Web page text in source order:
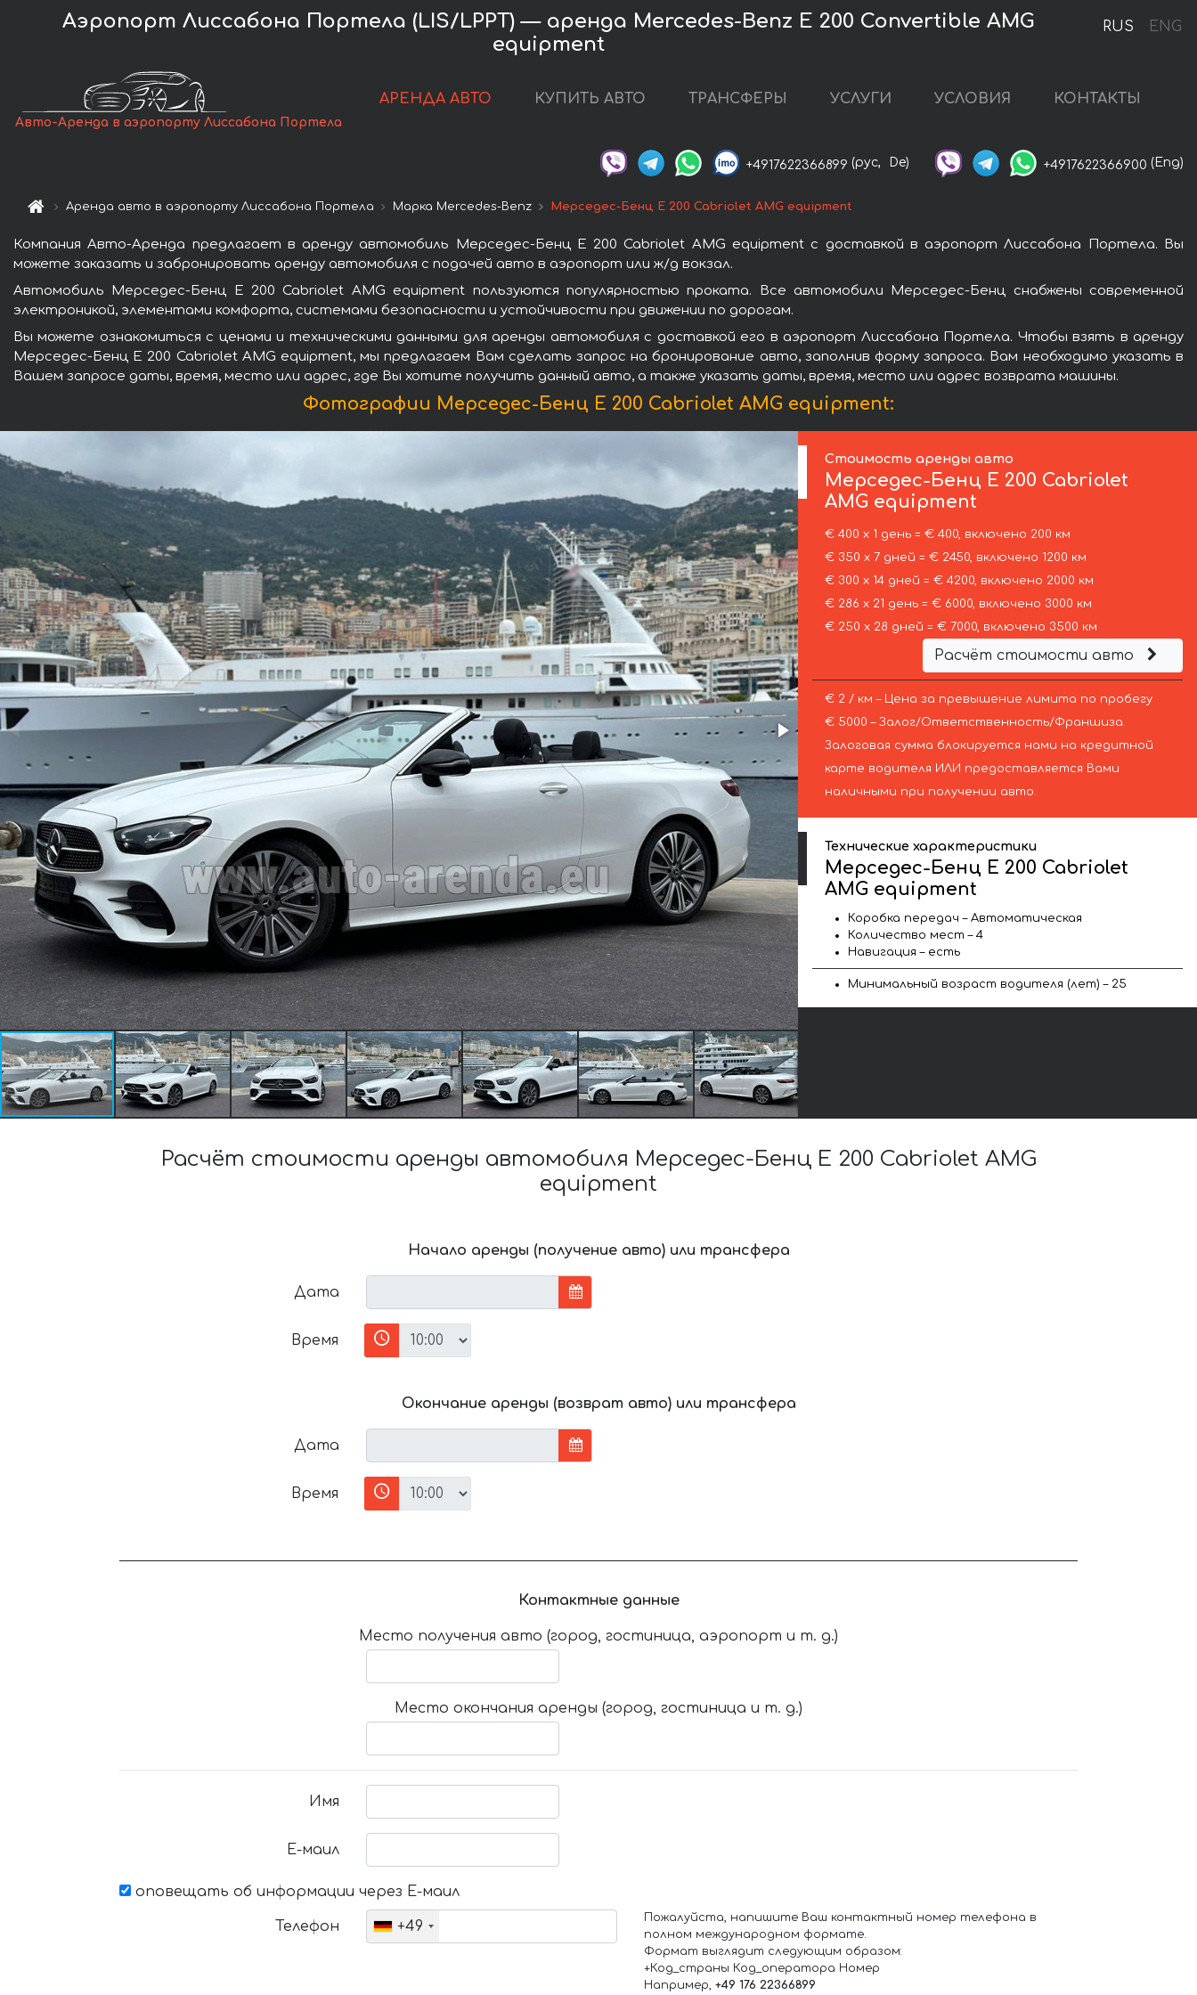
RUS ENG
Аэропорт Лиссабона Портела (LIS/LPPT) — аренда Mercedes-Benz E 200 Convertible AMG
equipment
Авто-Аренда в аэропорту Лиссабона Портела
АРЕНДА АВТО КУПИТЬ АВТО ТРАНСФЕРЫ УСЛУГИ УСЛОВИЯ КОНТАКТЫ
+4917622366899 (рус, De) +4917622366900 (Eng)
Аренда авто в аэропорту Лиссабона Портела Марка Mercedes-Benz Мерседес-Бенц E 200 Cabriolet AMG equipment
Компания Авто-Аренда предлагает в аренду автомобиль Мерседес-Бенц E 200 Cabriolet AMG equipment с доставкой в аэропорт Лиссабона Портела. Вы
можете заказать и забронировать аренду автомобиля с подачей авто в аэропорт или ж/д вокзал.
Автомобиль Мерседес-Бенц E 200 Cabriolet AMG equipment пользуются популярностью проката. Все автомобили Мерседес-Бенц снабжены современной
электроникой, элементами комфорта, системами безопасности и устойчивости при движении по дорогам.
Вы можете ознакомиться с ценами и техническими данными для аренды автомобиля с доставкой его в аэропорт Лиссабона Портела. Чтобы взять в аренду
Мерседес-Бенц E 200 Cabriolet AMG equipment, мы предлагаем Вам сделать запрос на бронирование авто, заполнив форму запроса. Вам необходимо указать в
Вашем запросе даты, время, место или адрес, где Вы хотите получить данный авто, а также указать даты, время, место или адрес возврата машины.
Фотографии Мерседес-Бенц E 200 Cabriolet AMG equipment:
Стоимость аренды авто
Мерседес-Бенц E 200 Cabriolet
AMG equipment
€ 400 х 1 день = € 400, включено 200 км
€ 350 х 7 дней = € 2450, включено 1200 км
€ 300 х 14 дней = € 4200, включено 2000 км
€ 286 х 21 день = € 6000, включено 3000 км
€ 250 х 28 дней = € 7000, включено 3500 км
Расчёт стоимости авто
€ 2 / км – Цена за превышение лимита по пробегу
€ 5000 – Залог/Ответственность/Франшиза.
Залоговая сумма блокируется нами на кредитной
карте водителя ИЛИ предоставляется Вами
наличными при получении авто.
Технические характеристики
Мерседес-Бенц E 200 Cabriolet
AMG equipment
Коробка передач – Автоматическая
Количество мест – 4
Навигация – есть
Минимальный возраст водителя (лет) – 25
Расчёт стоимости аренды автомобиля Мерседес-Бенц E 200 Cabriolet AMG
equipment
Начало аренды (получение авто) или трансфера
Дата
Время
Окончание аренды (возврат авто) или трансфера
Дата
Время
Контактные данные
Место получения авто (город, гостиница, аэропорт и т. д.)
Место окончания аренды (город, гостиница и т. д.)
Имя
Е-маил
оповещать об информации через Е-маил
Телефон +49
Пожалуйста, напишите Ваш контактный номер телефона в
полном международном формате.
Формат выглядит следующим образом:
+Код_страны Код_оператора Номер
Например, +49 176 22366899